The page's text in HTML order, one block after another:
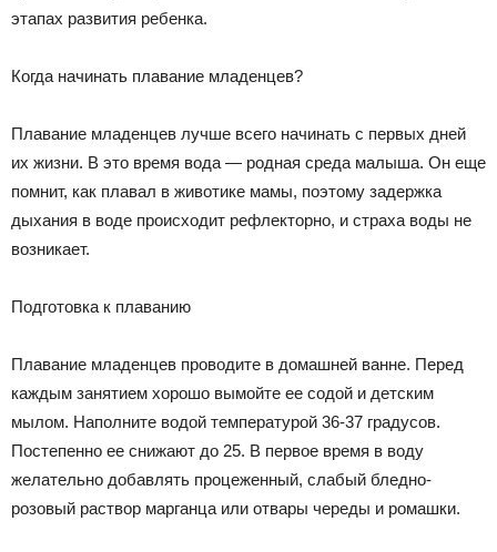
этапах развития ребенка.
Когда начинать плавание младенцев?
Плавание младенцев лучше всего начинать с первых дней
их жизни. В это время вода — родная среда малыша. Он еще
помнит, как плавал в животике мамы, поэтому задержка
дыхания в воде происходит рефлекторно, и страха воды не
возникает.
Подготовка к плаванию
Плавание младенцев проводите в домашней ванне. Перед
каждым занятием хорошо вымойте ее содой и детским
мылом. Наполните водой температурой 36-37 градусов.
Постепенно ее снижают до 25. В первое время в воду
желательно добавлять процеженный, слабый бледно-
розовый раствор марганца или отвары череды и ромашки.